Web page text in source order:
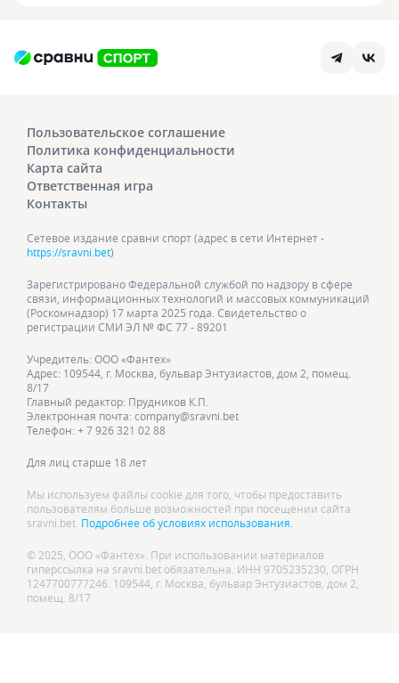
Пользовательское соглашение
Политика конфиденциальности
Карта сайта
Ответственная игра
Контакты
Сетевое издание сравни спорт (адрес в сети Интернет -
https://sravni.bet)
Зарегистрировано Федеральной службой по надзору в сфере
связи, информационных технологий и массовых коммуникаций
(Роскомнадзор) 17 марта 2025 года. Свидетельство о
регистрации СМИ ЭЛ № ФС 77 - 89201
Учредитель: ООО «Фантех»
Адрес: 109544, г. Москва, бульвар Энтузиастов, дом 2, помещ.
8/17
Главный редактор: Прудников К.П.
Электронная почта: company@sravni.bet
Телефон: + 7 926 321 02 88
Для лиц старше 18 лет
Мы используем файлы cookie для того, чтобы предоставить
пользователям больше возможностей при посещении сайта
sravni.bet. Подробнее об условиях использования.
© 2025, ООО «Фантех». При использовании материалов
гиперссылка на sravni.bet обязательна. ИНН 9705235230, ОГРН
1247700777246. 109544, г. Москва, бульвар Энтузиастов, дом 2,
помещ. 8/17